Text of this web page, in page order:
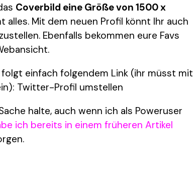
Coverbild eine Größe von 1500 x
alles. Mit dem neuen Profil könnt Ihr auch
Ebenfalls bekommen eure Favs
einfach folgendem Link (ihr müsst mit
Twitter-Profil umstellen
halte, auch wenn ich als Poweruser
ich bereits in einem früheren Artikel